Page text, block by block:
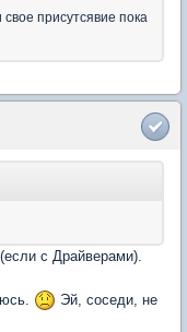
присутсявие пока
с Драйверами).
Эй, соседи, не